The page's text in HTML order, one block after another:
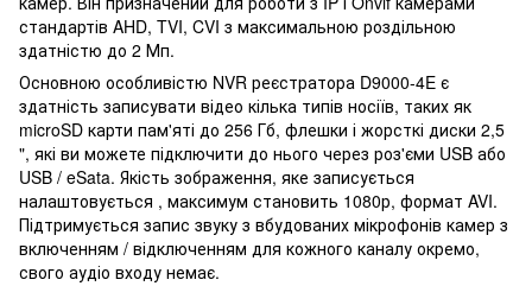
стандартів AHD, TVI, CVI з максимальною роздільною
здатністю до 2 Мп.
Основною особливістю NVR реєстратора D9000-4E є
здатність записувати відео кілька типів носіїв, таких як
microSD карти пам'яті до 256 Гб, флешки і жорсткі диски 2,5
", які ви можете підключити до нього через роз'єми USB або
USB / eSata. Якість зображення, яке записується
налаштовується , максимум становить 1080р, формат AVI.
Підтримується запис звуку з вбудованих мікрофонів камер з
включенням / відключенням для кожного каналу окремо,
свого аудіо входу немає.